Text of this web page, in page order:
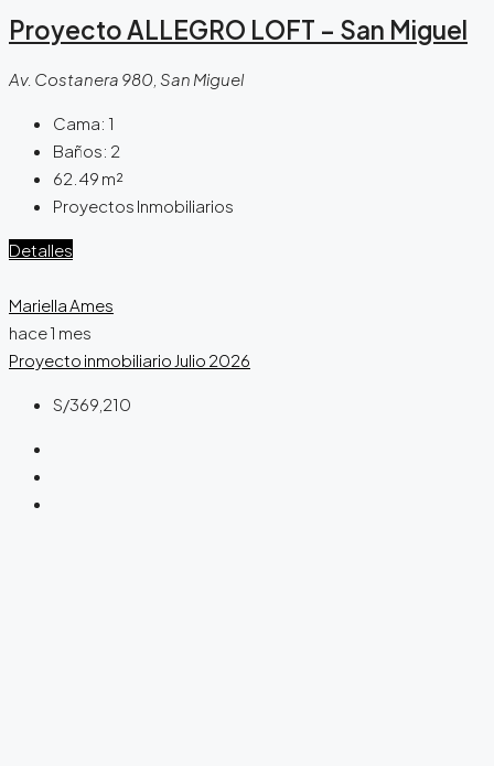
Proyecto ALLEGRO LOFT – San Miguel
Av. Costanera 980, San Miguel
Cama: 1
Baños: 2
62.49 m²
Proyectos Inmobiliarios
Detalles
Mariella Ames
hace 1 mes
Proyecto inmobiliario Julio 2026
S/369,210